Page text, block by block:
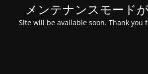
メンテナンスモード
Site will be available soon. Thank you